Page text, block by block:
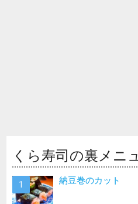
くら寿司の裏メニ
納豆巻のカット